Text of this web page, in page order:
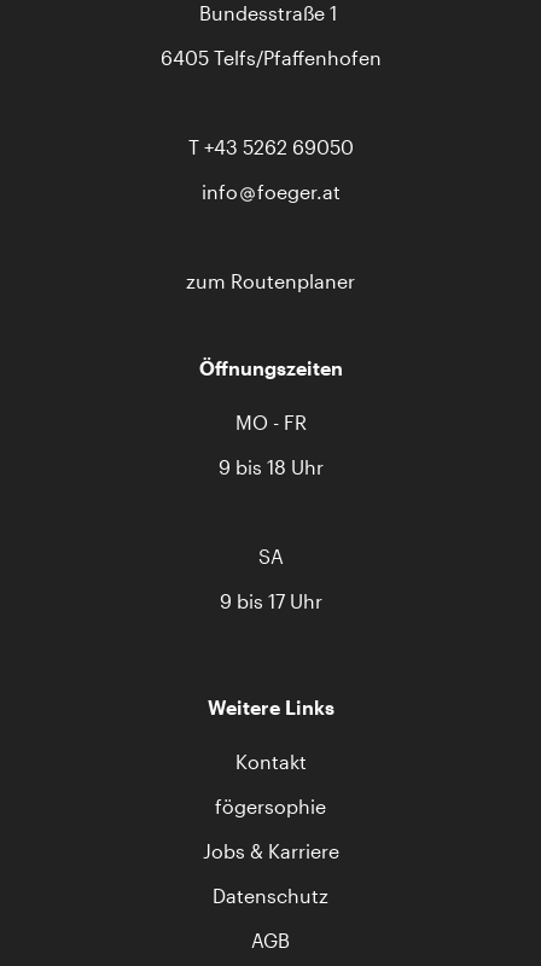
Bundesstraße 1
6405 Telfs/Pfaffenhofen
T +43 5262 69050
info
foeger.at
zum Routenplaner
Öffnungszeiten
MO - FR
9 bis 18 Uhr
SA
9 bis 17 Uhr
Weitere Links
Kontakt
fögersophie
Jobs & Karriere
Datenschutz
AGB